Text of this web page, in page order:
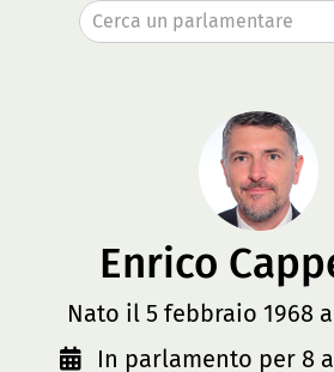
Cerca un parlamentare
Enrico
Nato il 5 febbraio 1968
In parlamento per 8